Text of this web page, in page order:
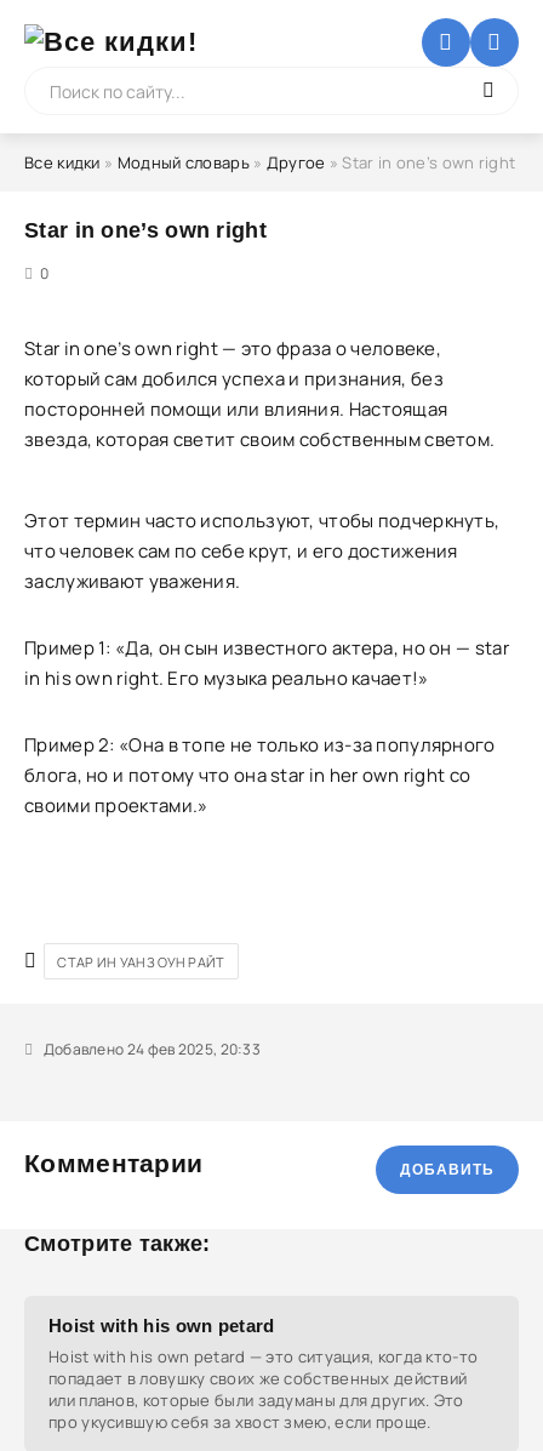
Все кидки » Модный словарь» Другое » Star in one’s own right
Star in one’s own right
0
Star in one’s own right — это фраза о человеке,
который сам добился успеха и признания, без
посторонней помощи или влияния. Настоящая
звезда, которая светит своим собственным светом.
Этот термин часто используют, чтобы подчеркнуть,
что человек сам по себе крут, и его достижения
заслуживают уважения.
Пример 1: «Да, он сын известного актера, но он — star
in his own right. Его музыка реально качает!»
Пример 2: «Она в топе не только из-за популярного
блога, но и потому что она star in her own right со
своими проектами.»
СТАР ИН УАНЗ ОУН РАЙТ
Добавлено 24 фев 2025, 20:33
Комментарии ДОБАВИТЬ
Смотрите также:
Hoist with his own petard
Hoist with his own petard — это ситуация, когда кто-то
попадает в ловушку своих же собственных действий
или планов, которые были задуманы для других. Это
про укусившую себя за хвост змею, если проще.